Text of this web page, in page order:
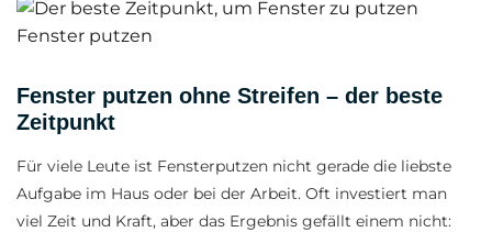
Fenster putzen ohne Streifen – der beste
Zeitpunkt
Für viele Leute ist Fensterputzen nicht gerade die liebste
Aufgabe im Haus oder bei der Arbeit. Oft investiert man
viel Zeit und Kraft, aber das Ergebnis gefällt einem nicht: